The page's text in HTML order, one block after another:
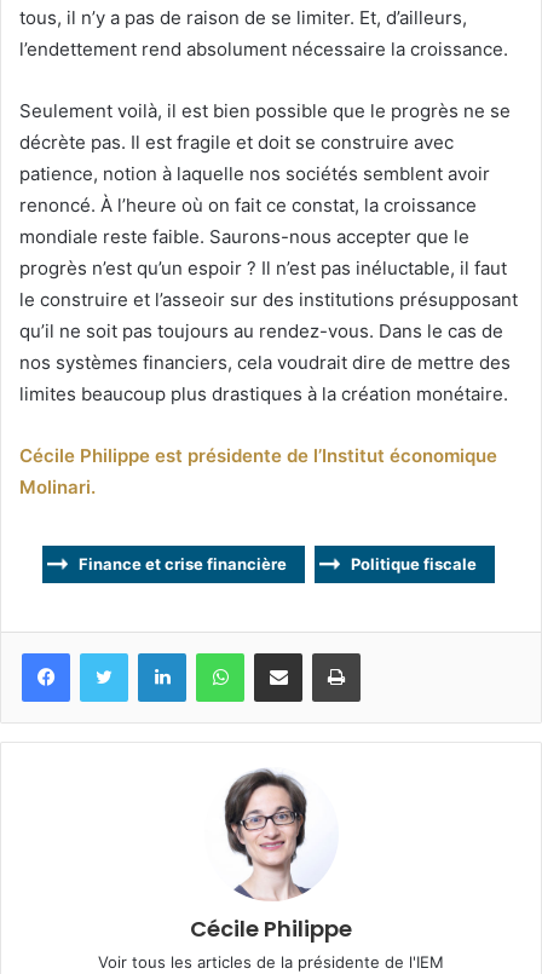
tous, il n’y a pas de raison de se limiter. Et, d’ailleurs,
l’endettement rend absolument nécessaire la croissance.
Seulement voilà, il est bien possible que le progrès ne se
décrète pas. Il est fragile et doit se construire avec
patience, notion à laquelle nos sociétés semblent avoir
renoncé. À l’heure où on fait ce constat, la croissance
mondiale reste faible. Saurons-nous accepter que le
progrès n’est qu’un espoir ? Il n’est pas inéluctable, il faut
le construire et l’asseoir sur des institutions présupposant
qu’il ne soit pas toujours au rendez-vous. Dans le cas de
nos systèmes financiers, cela voudrait dire de mettre des
limites beaucoup plus drastiques à la création monétaire.
Cécile Philippe est présidente de l’Institut économique
Molinari.
Finance et crise financière Politique fiscale
FacebookTwitter LinkedinWhatsApp
Partagez par mail Imprimez
Cécile Philippe
Voir tous les articles de la présidente de l'IEM